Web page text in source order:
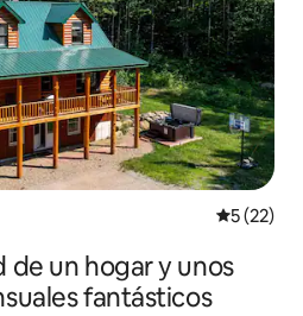
5 (22)
de un hogar y unos
fantásticos